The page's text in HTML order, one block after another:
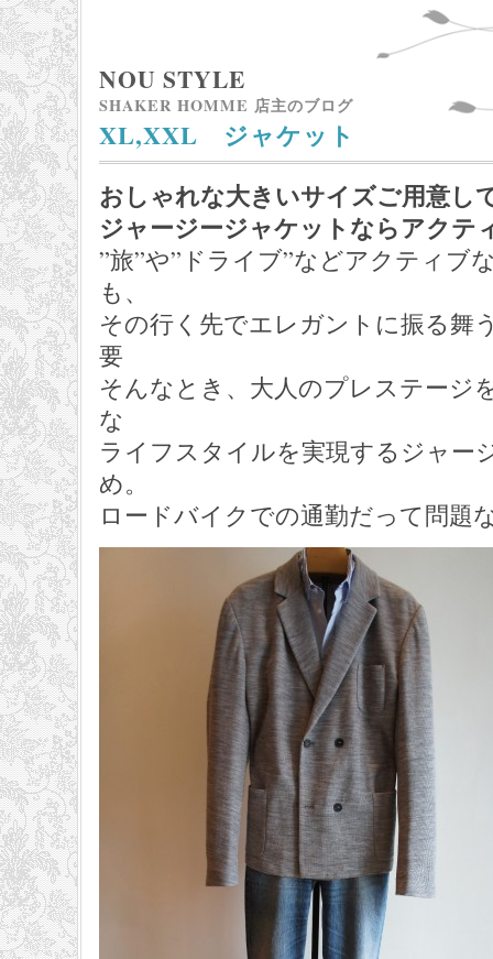
NOU STYLE
SHAKER HOMME 店主のブログ
XL,XXL ジャケット
おしゃれな大きいサイズご用意し
ジャージージャケットならアクテ
”旅”や”ドライブ”などアクティブ
も、
その行く先でエレガントに振る舞
要
そんなとき、大人のプレステージ
な
ライフスタイルを実現するジャー
め。
ロードバイクでの通勤だって問題